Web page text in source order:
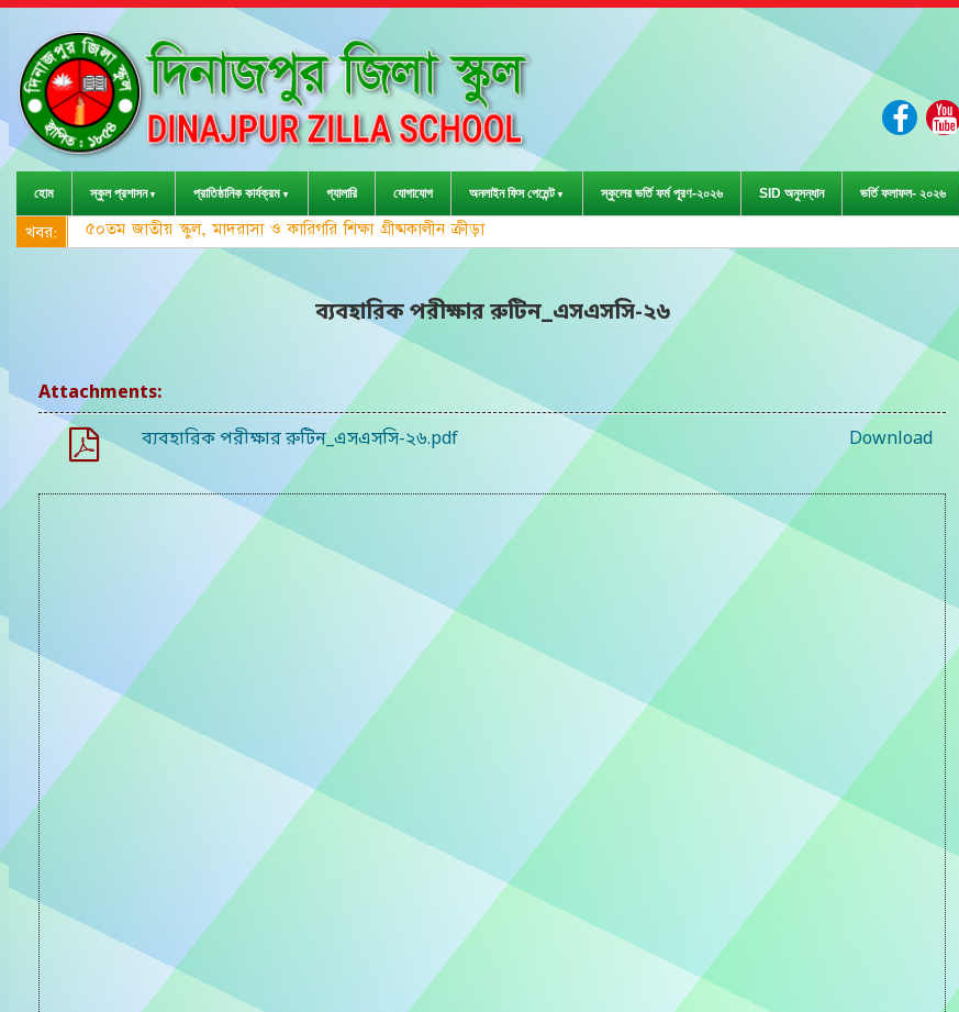
হোম স্কুল প্রশাসন প্রাতিষ্ঠানিক কার্যক্রম গ্যালারি যোগাযোগ অনলাইন ফিস পেমেন্ট স্কুলের ভর্তি ফর্ম পূরণ-২০২৬ SID অনুসন্ধান ভর্তি ফলাফল- ২০২৬
খবর: ৫০তম জাতীয় স্কুল, মাদরাসা ও কারিগরি শিক্ষা গ্রীষ্মকালীন ক্রীড়া প্রতিযোগিতা-২০২৩ এ জেলা পর্যায়ে দা
ব্যবহারিক পরীক্ষার রুটিন_এসএসসি-২৬
Attachments:
ব্যবহারিক পরীক্ষার রুটিন_এসএসসি-২৬.pdf
Download